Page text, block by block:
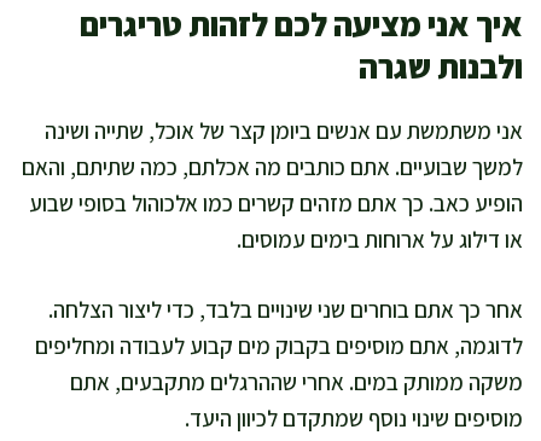
איך אני מציעה לכם לזהות טריגרים
ולבנות שגרה
אני משתמשת עם אנשים ביומן קצר של אוכל, שתייה ושינה
למשך שבועיים. אתם כותבים מה אכלתם, כמה שתיתם, והאם
הופיע כאב. כך אתם מזהים קשרים כמו אלכוהול בסופי שבוע
או דילוג על ארוחות בימים עמוסים.
אחר כך אתם בוחרים שני שינויים בלבד, כדי ליצור הצלחה.
לדוגמה, אתם מוסיפים בקבוק מים קבוע לעבודה ומחליפים
משקה ממותק במים. אחרי שההרגלים מתקבעים, אתם
מוסיפים שינוי נוסף שמתקדם לכיוון היעד.